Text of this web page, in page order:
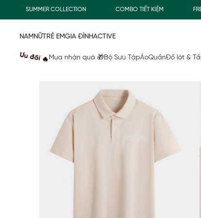
SUMMER COLLECTION COMBO TIẾT KIỆM
NAMNỮTRẺ EMGIA ĐÌNHACTIVE
Ưu đãi 🔥 Mua nhận quà 🎁Bộ Sưu TậpÁoQuầnĐồ lót &